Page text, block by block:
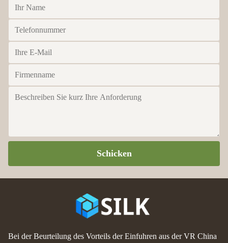
Schicken
Bei der Beurteilung des Vorteils der Einfuhren aus der VR China